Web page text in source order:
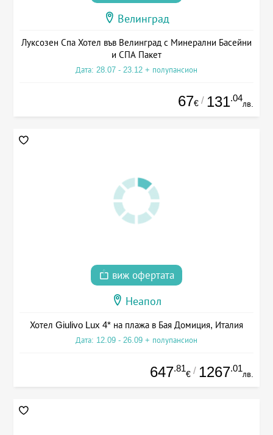
Велинград
Луксозен Спа Хотел във Велинград с Минерални Басейни
и СПА Пакет
Дата: 28.07 - 23.12 + полупансион
67€ / 131.04
лв.
виж офертата
Неапол
Хотел Giulivo Lux 4* на плажа в Бая Домиция, Италия
Дата: 12.09 - 26.09 + полупансион
647.81
€ / 1267.01
лв.